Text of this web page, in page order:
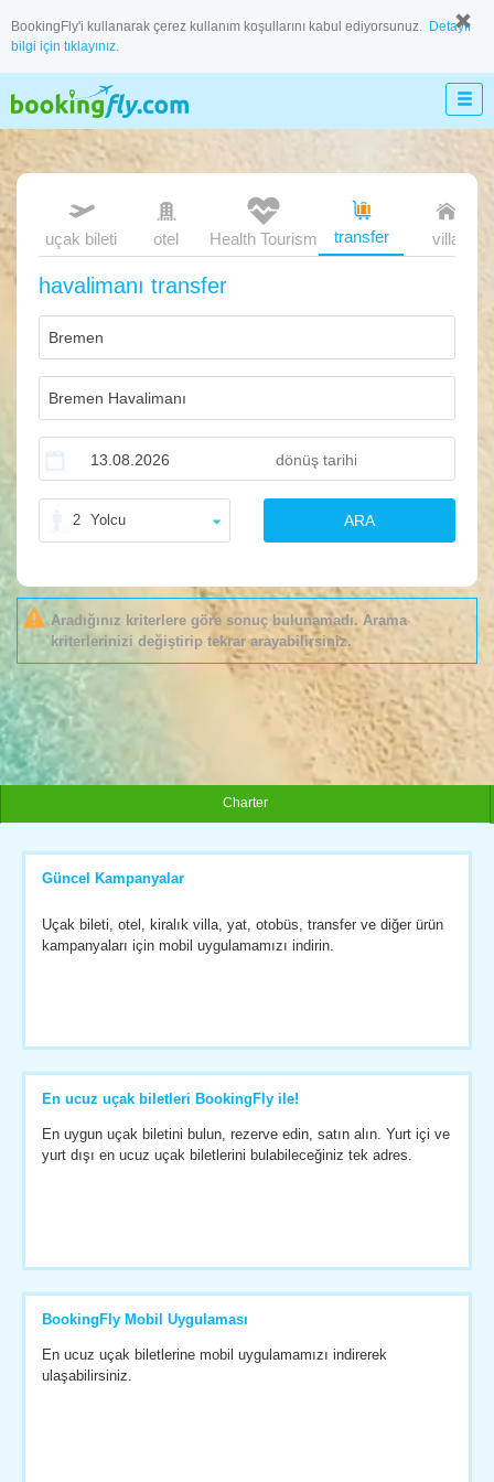
BookingFly'i kullanarak çerez kullanım koşullarını kabul ediyorsunuz. Detaylı
bilgi için tıklayınız.
uçak bileti otel transfer villa
Health Tourism
havalimanı transfer
2 Yolcu ARA
Aradığınız kriterlere göre sonuç bulunamadı. Arama
kriterlerinizi değiştirip tekrar arayabilirsiniz.
Charter
Güncel Kampanyalar
Uçak bileti, otel, kiralık villa, yat, otobüs, transfer ve diğer ürün
kampanyaları için mobil uygulamamızı indirin.
En ucuz uçak biletleri BookingFly ile!
En uygun uçak biletini bulun, rezerve edin, satın alın. Yurt içi ve
yurt dışı en ucuz uçak biletlerini bulabileceğiniz tek adres.
BookingFly Mobil Uygulaması
En ucuz uçak biletlerine mobil uygulamamızı indirerek
ulaşabilirsiniz.